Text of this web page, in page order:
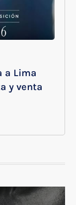
a Lima
y venta